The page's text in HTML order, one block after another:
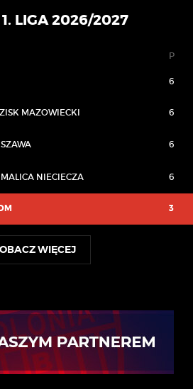
1. LIGA 2026/2027
P
6
MAZOWIECKI 6
6
NIECIECZA 6
3
WIĘCEJ